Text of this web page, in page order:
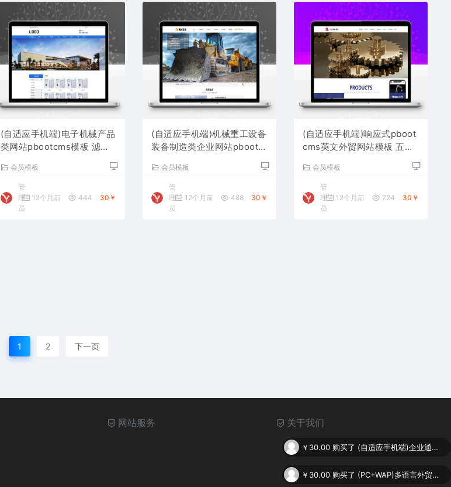
(自适应手机端)电子机械产品
类网站pbootcms模板 滤芯
会员模板
管
理
员
12个月前 444 30￥
(自适应手机端)机械重工设备
装备制造类企业网站pbootc
ms模板 大型矿山设备网站源
码下载
会员模板
管
理
员
12个月前 488 30￥
(自适应手机端)响应式pboot
cms英文外贸网站模板 五金
会员模板
管
理
员
12个月前 724 30￥
1 2 下一页
网站服务 关于我们
￥30.00 购买了 (自适应手机端)企业通用网站pbootcms模板 电子产品网站源码下载
￥30.00 购买了 (PC+WAP)多语言外贸网站pbootcms模板 自动翻译英文网站源码下载